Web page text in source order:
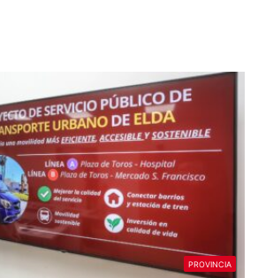
PROVINCIA